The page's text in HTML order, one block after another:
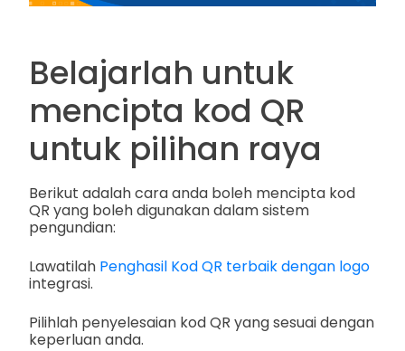
Belajarlah untuk
mencipta kod QR
untuk pilihan raya
Berikut adalah cara anda boleh mencipta kod
QR yang boleh digunakan dalam sistem
pengundian:
Lawatilah Penghasil Kod QR terbaik dengan logo
integrasi.
Pilihlah penyelesaian kod QR yang sesuai dengan
keperluan anda.